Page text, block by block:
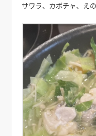
サワラ、カボチャ、え